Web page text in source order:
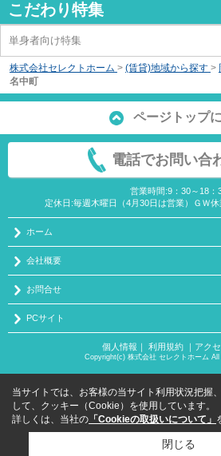
こだわり特集
単身者向け特集
株式会社セレクトホーム > (賃貸)地域から探す >
名中町
ページトップ
電話でお問い合
営業時間:9：30～18：
定休日:毎週木曜日（4月30日は営業）ＧＷ休
ホーム
会社概要
お問合せ
PCサイト
個人情報 利用規約｜ アク
Copyright(c) 株式会社 セレクトホーム
当サイトでは、お客様の当サイト利用状況把握
して、クッキー（Cookie）を使用しています。
詳しくは、当社の 「Cookieの取扱いについて」
閉じる